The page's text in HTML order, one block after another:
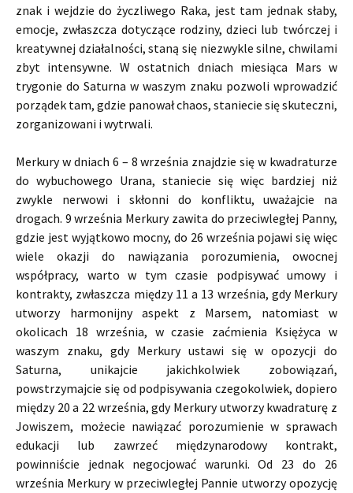
znak i wejdzie do życzliwego Raka, jest tam jednak słaby,
emocje, zwłaszcza dotyczące rodziny, dzieci lub twórczej i
kreatywnej działalności, staną się niezwykle silne, chwilami
zbyt intensywne. W ostatnich dniach miesiąca Mars w
trygonie do Saturna w waszym znaku pozwoli wprowadzić
porządek tam, gdzie panował chaos, staniecie się skuteczni,
zorganizowani i wytrwali.
Merkury w dniach 6 – 8 września znajdzie się w kwadraturze
do wybuchowego Urana, staniecie się więc bardziej niż
zwykle nerwowi i skłonni do konfliktu, uważajcie na
drogach. 9 września Merkury zawita do przeciwległej Panny,
gdzie jest wyjątkowo mocny, do 26 września pojawi się więc
wiele okazji do nawiązania porozumienia, owocnej
współpracy, warto w tym czasie podpisywać umowy i
kontrakty, zwłaszcza między 11 a 13 września, gdy Merkury
utworzy harmonijny aspekt z Marsem, natomiast w
okolicach 18 września, w czasie zaćmienia Księżyca w
waszym znaku, gdy Merkury ustawi się w opozycji do
Saturna, unikajcie jakichkolwiek zobowiązań,
powstrzymajcie się od podpisywania czegokolwiek, dopiero
między 20 a 22 września, gdy Merkury utworzy kwadraturę z
Jowiszem, możecie nawiązać porozumienie w sprawach
edukacji lub zawrzeć międzynarodowy kontrakt,
powinniście jednak negocjować warunki. Od 23 do 26
września Merkury w przeciwległej Pannie utworzy opozycję